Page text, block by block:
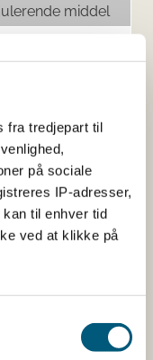
fra tredjepart til
på sociale
IP-adresser,
til enhver tid
ved at klikke på
middel
der har